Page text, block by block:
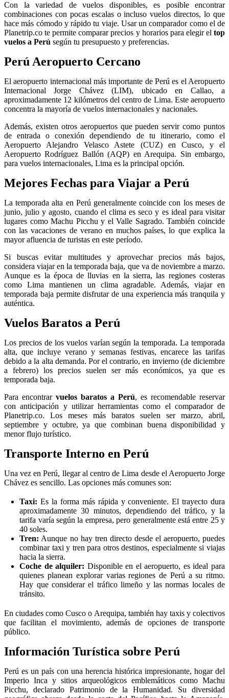
Con la variedad de vuelos disponibles, es posible encontrar
combinaciones con pocas escalas o incluso vuelos directos, lo que
hace más cómodo y rápido tu viaje. Usar un comparador como el de
Planetrip.co te permite comparar precios y horarios para elegir el top
vuelos a Perú según tu presupuesto y preferencias.
Perú Aeropuerto Cercano
El aeropuerto internacional más importante de Perú es el Aeropuerto
Internacional Jorge Chávez (LIM), ubicado en Callao, a
aproximadamente 12 kilómetros del centro de Lima. Este aeropuerto
concentra la mayoría de vuelos internacionales y nacionales.
Además, existen otros aeropuertos que pueden servir como puntos
de entrada o conexión dependiendo de tu itinerario, como el
Aeropuerto Alejandro Velasco Astete (CUZ) en Cusco, y el
Aeropuerto Rodríguez Ballón (AQP) en Arequipa. Sin embargo,
para vuelos internacionales, Lima es la principal opción.
Mejores Fechas para Viajar a Perú
La temporada alta en Perú generalmente coincide con los meses de
junio, julio y agosto, cuando el clima es seco y es ideal para visitar
lugares como Machu Picchu y el Valle Sagrado. También coincide
con las vacaciones de verano en muchos países, lo que explica la
mayor afluencia de turistas en este período.
Si buscas evitar multitudes y aprovechar precios más bajos,
considera viajar en la temporada baja, que va de noviembre a marzo.
Aunque es la época de lluvias en la sierra, las regiones costeras
como Lima mantienen un clima agradable. Además, viajar en
temporada baja permite disfrutar de una experiencia más tranquila y
auténtica.
Vuelos Baratos a Perú
Los precios de los vuelos varían según la temporada. La temporada
alta, que incluye verano y semanas festivas, encarece las tarifas
debido a la alta demanda. Por el contrario, en invierno (de diciembre
a febrero) los precios suelen ser más económicos, ya que es
temporada baja.
Para encontrar vuelos baratos a Perú, es recomendable reservar
con anticipación y utilizar herramientas como el comparador de
Planetrip.co. Los meses más baratos suelen ser marzo, abril,
septiembre y octubre, ya que combinan buena disponibilidad y
menor flujo turístico.
Transporte Interno en Perú
Una vez en Perú, llegar al centro de Lima desde el Aeropuerto Jorge
Chávez es sencillo. Las opciones más comunes son:
Taxi: Es la forma más rápida y conveniente. El trayecto dura
aproximadamente 30 minutos, dependiendo del tráfico, y la
tarifa varía según la empresa, pero generalmente está entre 25 y
40 soles.
Tren: Aunque no hay tren directo desde el aeropuerto, puedes
combinar taxi y tren para otros destinos, especialmente si viajas
hacia la sierra.
Coche de alquiler: Disponible en el aeropuerto, es ideal para
quienes planean explorar varias regiones de Perú a su ritmo.
Hay que considerar el tráfico limeño y las normas locales de
tránsito.
En ciudades como Cusco o Arequipa, también hay taxis y colectivos
que facilitan el movimiento, además de opciones de transporte
público.
Información Turística sobre Perú
Perú es un país con una herencia histórica impresionante, hogar del
Imperio Inca y sitios arqueológicos emblemáticos como Machu
Picchu, declarado Patrimonio de la Humanidad. Su diversidad